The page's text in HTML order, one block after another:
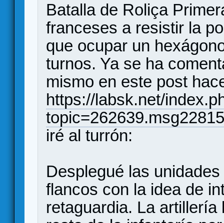
Batalla de Roliça
franceses a resistir la
que ocupar un
turnos. Ya se ha
mismo en este post
https://labsk.net/
iré al turrón:
Desplegué las
flancos con la idea de
retaguardia. La